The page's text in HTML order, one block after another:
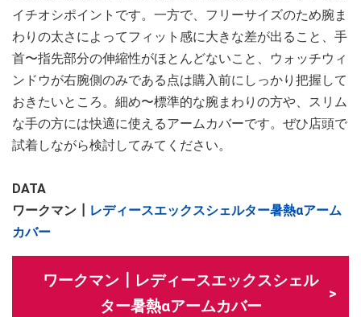
イチオシポイントです。一方で、フリーサイズのため腕ま
わりの太さによってフィット感に大きな差が出ること、手
首〜指先部分の伸縮性がほとんどないこと、ウォッチウィ
ンドウが右腕側のみである点は購入前にしっかり把握して
おきたいところ。細め〜標準的な腕まわりの方や、スリム
な手の方には快適に使えるアームカバーです。ぜひ店頭で
試着しながら検討してみてください。
DATA
ワークマン┃
レディースエックスシェルター暑熱αアーム
カバー
ワークマン┃レディースエックスシェル
ター暑熱αアームカバー